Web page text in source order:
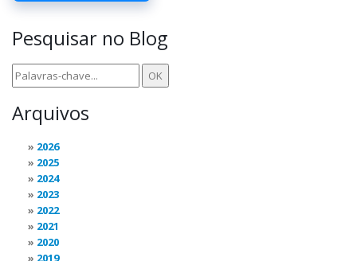
Pesquisar no Blog
Arquivos
2026
2025
2024
2023
2022
2021
2020
2019